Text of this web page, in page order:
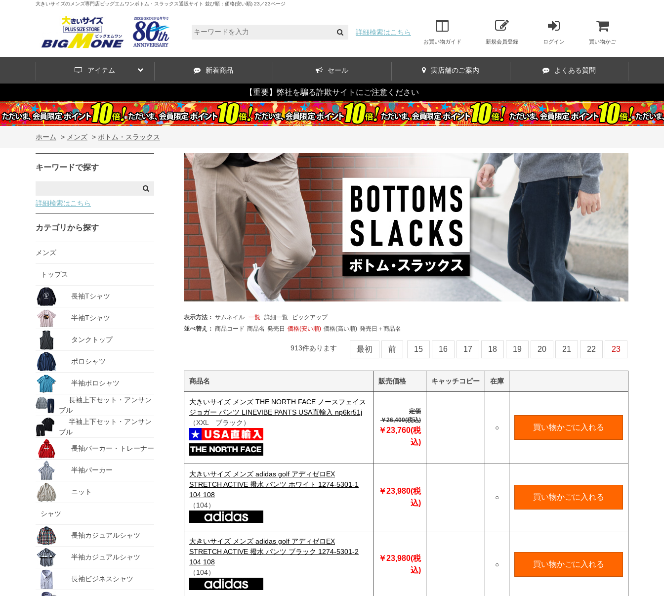
大きいサイズのメンズ専門店ビッグエムワンボトム・スラックス通販サイト 並び順：価格(安い順) 23／23ページ
詳細検索はこちら
お買い物ガイド 新規会員登録 ログイン 買い物かご
アイテム 新着商品 セール 実店舗のご案内 よくある質問
【重要】弊社を騙る詐欺サイトにご注意ください
ホーム > メンズ > ボトム・スラックス
キーワードで探す
詳細検索はこちら
カテゴリから探す
メンズ
トップス
長袖Tシャツ
半袖Tシャツ
タンクトップ
ポロシャツ
半袖ポロシャツ
長袖上下セット・アンサン
ブル
半袖上下セット・アンサン
ブル
長袖パーカー・トレーナー
半袖パーカー
ニット
シャツ
長袖カジュアルシャツ
半袖カジュアルシャツ
長袖ビジネスシャツ
表示方法： サムネイル 一覧 詳細一覧
ピックアップ
並べ替え： 商品コード 商品名 発売日 価格(安い順) 価格(高い順) 発売日＋商品名
913件あります 最初 前 15 16 17 18 19 20 21 22 23
商品名 販売価格 キャッチコピー 在庫
大きいサイズ メンズ THE NORTH FACE ノースフェイス
ジョガー パンツ LINEVIBE PANTS USA直輸入 np6kr51j
（XXL ブラック）
定価
￥26,400(税込)
￥23,760(税
込)
○ 買い物かごに入れる
大きいサイズ メンズ adidas golf アディゼロEX
STRETCH ACTIVE 撥水 パンツ ホワイト 1274-5301-1
104 108
（104）
￥23,980(税
込)
○ 買い物かごに入れる
大きいサイズ メンズ adidas golf アディゼロEX
STRETCH ACTIVE 撥水 パンツ ブラック 1274-5301-2
104 108
（104）
￥23,980(税
込)
○ 買い物かごに入れる